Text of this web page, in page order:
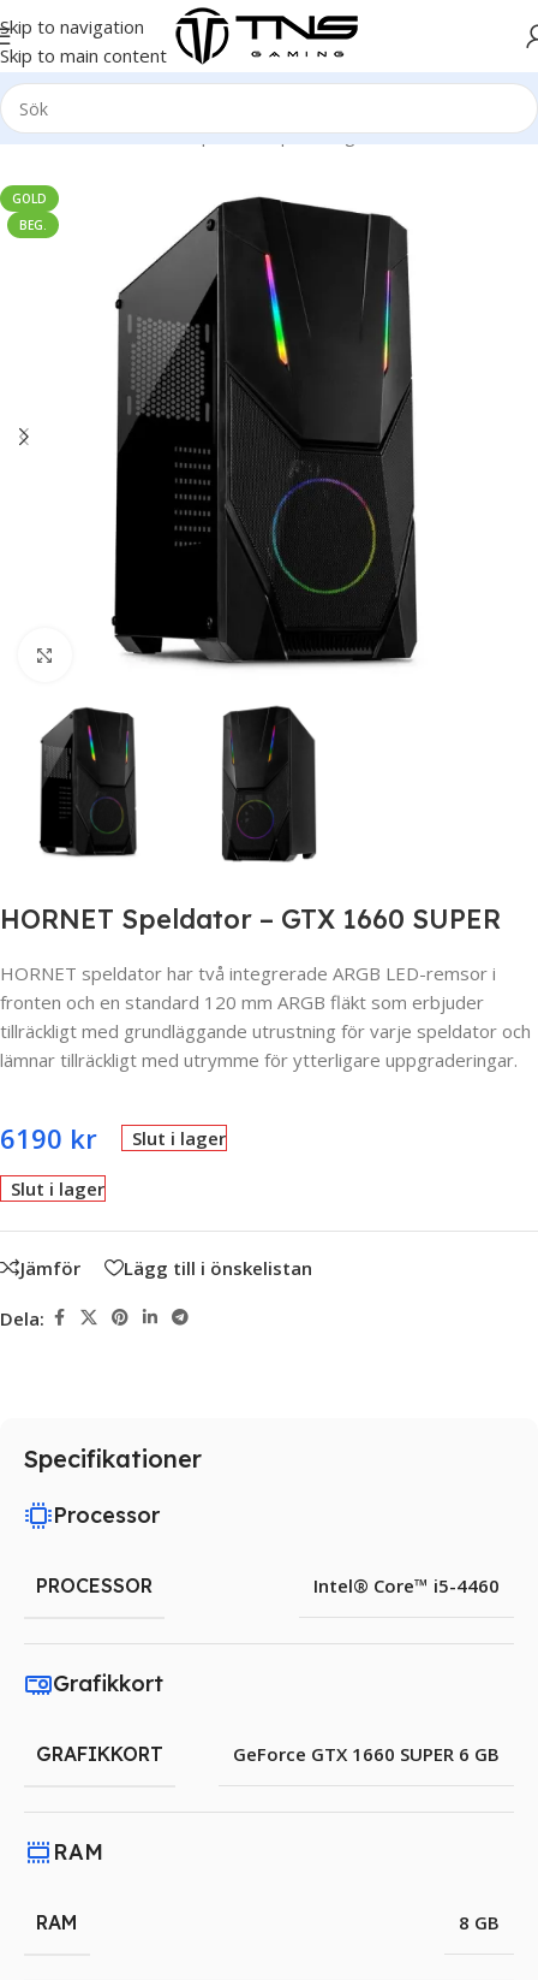
Skip to navigation
Skip to main content
Hem/Stationär dator/Speldator | Gamingdator/Gold klass
GOLD
BEG.
Click to enlarge
HORNET Speldator – GTX 1660 SUPER
HORNET speldator har två integrerade ARGB LED-remsor i
fronten och en standard 120 mm ARGB fläkt som erbjuder
tillräckligt med grundläggande utrustning för varje speldator och
lämnar tillräckligt med utrymme för ytterligare uppgraderingar.
6190 kr Slut i lager
Slut i lager
Jämför Lägg till i önskelistan
Dela:
Specifikationer
Processor
PROCESSOR Intel® Core™ i5-4460
Grafikkort
GRAFIKKORT GeForce GTX 1660 SUPER 6 GB
RAM
RAM 8 GB